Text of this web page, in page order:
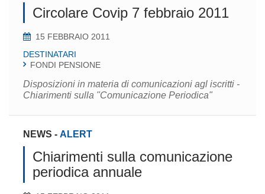
Circolare Covip 7 febbraio 2011
15 FEBBRAIO 2011
DESTINATARI
FONDI PENSIONE
Disposizioni in materia di comunicazioni agl iscritti -
Chiarimenti sulla "Comunicazione Periodica"
NEWS - ALERT
Chiarimenti sulla comunicazione
periodica annuale